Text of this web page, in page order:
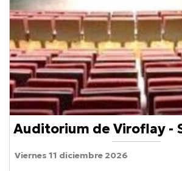
Auditorium de Viroflay -
Viernes 11 diciembre 2026